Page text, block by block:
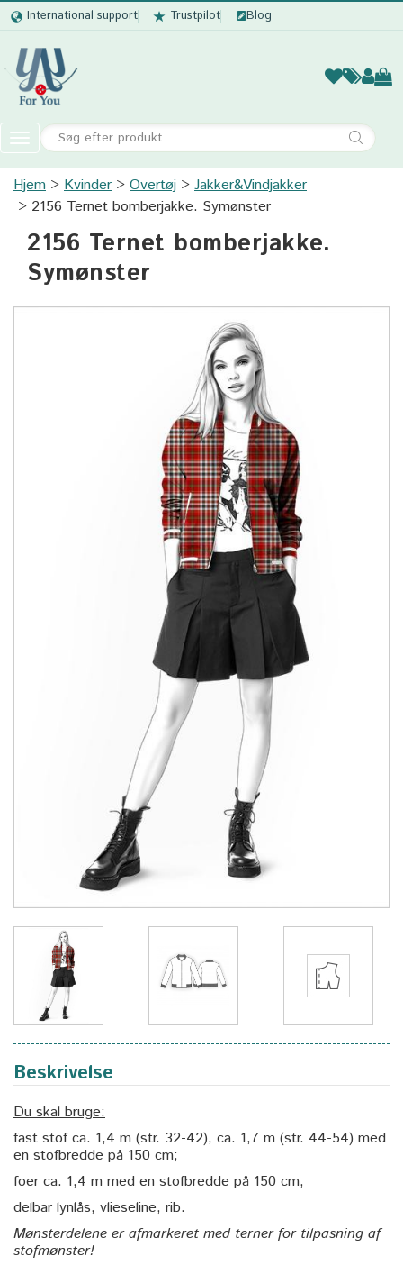
International support Trustpilot Blog
Kvinder
Toggle
navigation
Kvinder
Hjem Kvinder Overtøj
Jakker&Vindjakker
2156 Ternet bomberjakke. Symønster
2156 Ternet bomberjakke.
Symønster
Beskrivelse
Du skal bruge:
fast stof ca. 1,4 m (str. 32-42), ca. 1,7 m (str. 44-54) med
en stofbredde på 150 cm;
foer ca. 1,4 m med en stofbredde på 150 cm;
delbar lynlås, vlieseline, rib.
Mønsterdelene er afmarkeret med terner for tilpasning af
stofmønster!